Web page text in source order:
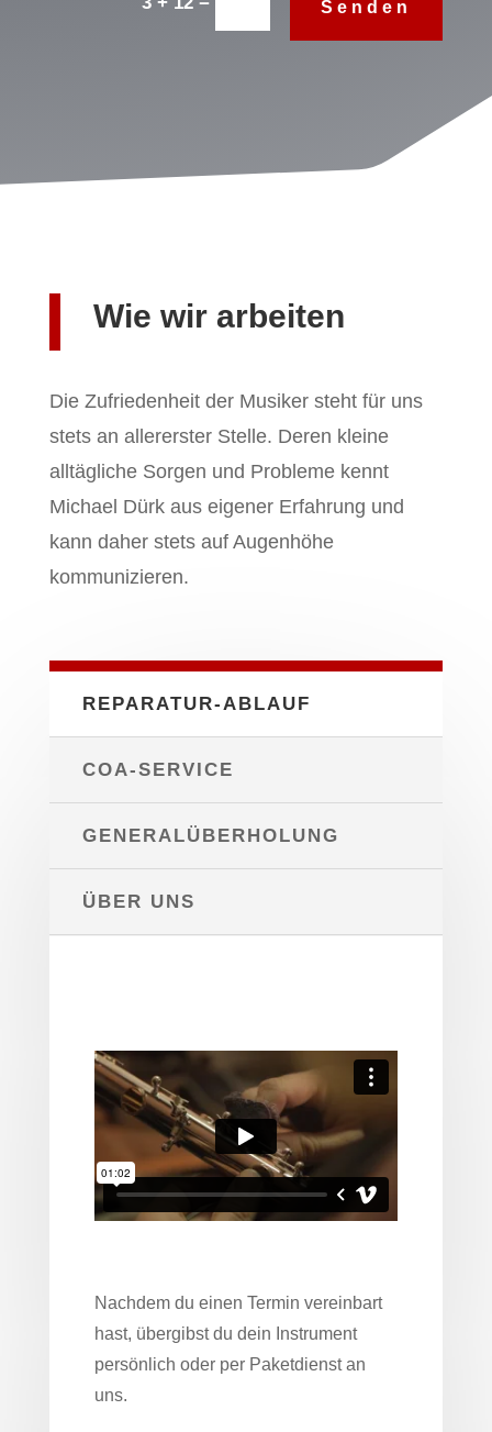
Senden
Wie wir arbeiten
Die Zufriedenheit der Musiker steht für uns
stets an allererster Stelle. Deren kleine
alltägliche Sorgen und Probleme kennt
Michael Dürk aus eigener Erfahrung und
kann daher stets auf Augenhöhe
kommunizieren.
REPARATUR-ABLAUF
COA-SERVICE
GENERALÜBERHOLUNG
ÜBER UNS
Nachdem du einen Termin vereinbart
hast, übergibst du dein Instrument
persönlich oder per Paketdienst an
uns.